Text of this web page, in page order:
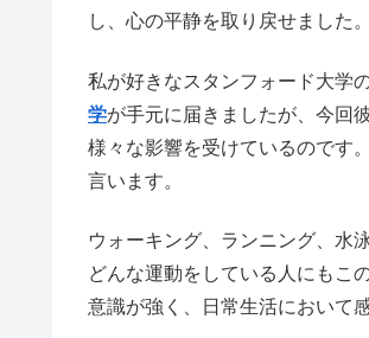
し、心の平静を取り戻せました。
私が好きなスタンフォード大学
学が手元に届きましたが、今回
様々な影響を受けているのです
言います。
ウォーキング、ランニング、水
どんな運動をしている人にもこ
意識が強く、日常生活において